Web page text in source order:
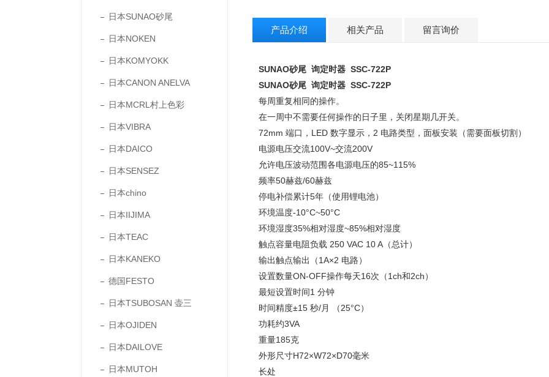
日本SUNAO砂尾
日本NOKEN
日本KOMYOKK
日本CANON ANELVA
日本MCRL村上色彩
日本VIBRA
日本DAICO
日本SENSEZ
日本chino
日本IIJIMA
日本TEAC
日本KANEKO
德国FESTO
日本TSUBOSAN 壶三
日本OJIDEN
日本DAILOVE
日本MUTOH
产品介绍 相关产品 留言询价
SUNAO砂尾 询定时器 SSC-722P
SUNAO砂尾 询定时器 SSC-722P
每周重复相同的操作。
在一周中不需要任何操作的日子里，关闭星期几开关。
72mm 端口，LED 数字显示，2 电路类型，面板安装（需要面板切割）
电源电压交流100V~交流200V
允许电压波动范围各电源电压的85~115%
频率50赫兹/60赫兹
停电补偿累计5年（使用锂电池）
环境温度-10°C~50°C
环境湿度35%相对湿度~85%相对湿度
触点容量电阻负载 250 VAC 10 A（总计）
输出触点输出（1A×2 电路）
设置数量ON-OFF操作每天16次（1ch和2ch）
最短设置时间1 分钟
时间精度±15 秒/月 （25°C）
功耗约3VA
重量185克
外形尺寸H72×W72×D70毫米
长处